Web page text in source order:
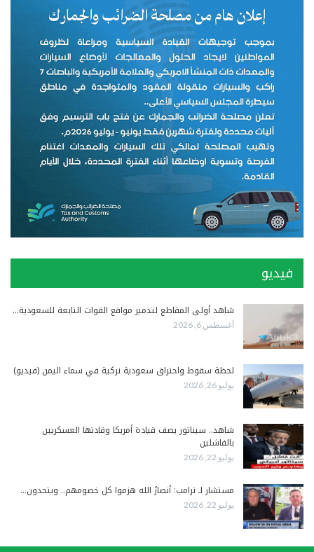
فيديو
شاهد أولى المقاطع لتدمير مواقع القوات التابعة للسعودية…
أغسطس 6, 2026
لحظة سقوط واحتراق سعودية تركية في سماء اليمن (فيديو)
يوليو 26, 2026
شاهد.. سيناتور يصف قيادة أمريكا وقادتها العسكريين
بالفاشلين
يوليو 22, 2026
مستشار لـ ترامب: أنصارُ الله هزموا كل خصومهم.. ويتحدون…
يوليو 22, 2026